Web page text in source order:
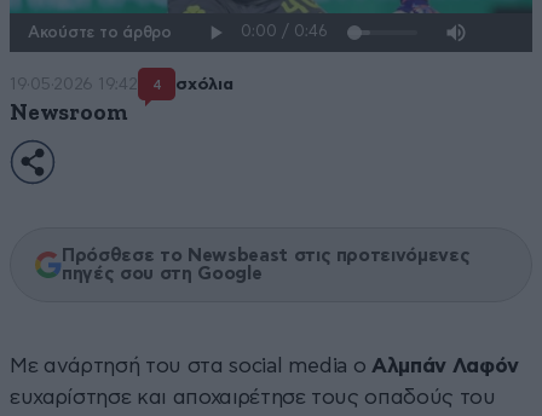
Ακούστε το άρθρο
19·05·2026 19:42 4 σχόλια
Newsroom
Πρόσθεσε το Newsbeast στις προτεινόμενες
πηγές σου στη Google
Με ανάρτησή του στα social media ο Αλμπάν Λαφόν
ευχαρίστησε και αποχαιρέτησε τους οπαδούς του